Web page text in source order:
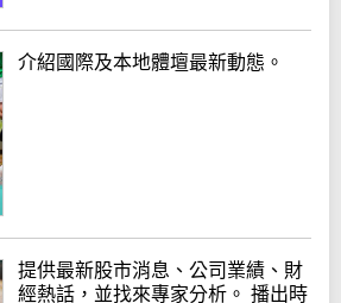
介紹國際及本地體壇最新動態。
提供最新股市消息、公司業績、財
經熱話，並找來專家分析。 播出時